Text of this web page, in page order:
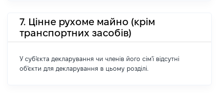
7. Цінне рухоме майно (крім
транспортних засобів)
У суб'єкта декларування чи членів його сім'ї відсутні
об'єкти для декларування в цьому розділі.